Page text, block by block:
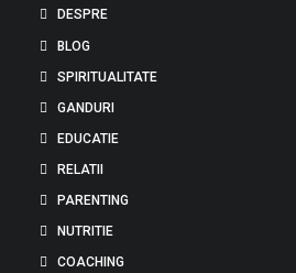
DESPRE
BLOG
SPIRITUALITATE
GANDURI
EDUCATIE
RELATII
PARENTING
NUTRITIE
COACHING